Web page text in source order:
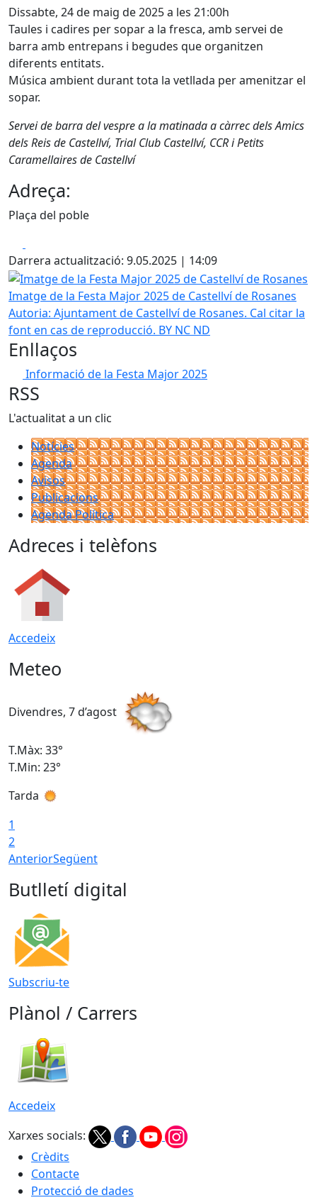
Dissabte, 24 de maig de 2025 a les 21:00h
Taules i cadires per sopar a la fresca, amb servei de
barra amb entrepans i begudes que organitzen
diferents entitats.
Música ambient durant tota la vetllada per amenitzar el
sopar.
Servei de barra del vespre a la matinada a càrrec dels Amics
dels Reis de Castellví, Trial Club Castellví, CCR i Petits
Caramellaires de Castellví
Adreça:
Plaça del poble
Darrera actualització: 9.05.2025 | 14:09
Imatge de la Festa Major 2025 de Castellví de Rosanes
Imatge de la Festa Major 2025 de Castellví de Rosanes
Autoria: Ajuntament de Castellví de Rosanes. Cal citar la
font en cas de reproducció. BY NC ND
Enllaços
Informació de la Festa Major 2025
RSS
L'actualitat a un clic
Notícies
Agenda
Avisos
Publicacions
Agenda Política
Adreces i telèfons
Accedeix
Meteo
Divendres, 7 d’agost
T.Màx: 33°
T.Min: 23°
Tarda
1
2
AnteriorSegüent
Butlletí digital
Subscriu-te
Plànol / Carrers
Accedeix
Xarxes socials:
Crèdits
Contacte
Protecció de dades